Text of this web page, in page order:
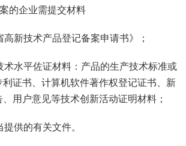
的企业需提交材料
高新技术产品登记备案申请书》；
术水平佐证材料：产品的生产技术标准或
利证书、计算机软件著作权登记证书、新
用户意见等技术创新活动证明材料；
提供的有关文件。